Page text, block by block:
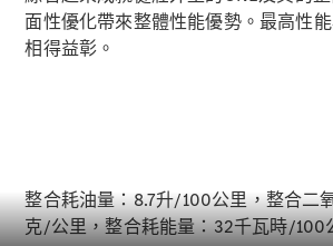
V-Class
面性優化帶來整體性能優勢。最高性
相得益彰。
整合耗油量：8.7升/100公里，整合二
克/公里，整合耗能量：32千瓦時/100